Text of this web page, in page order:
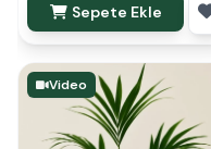
Sepete Ekle
Video